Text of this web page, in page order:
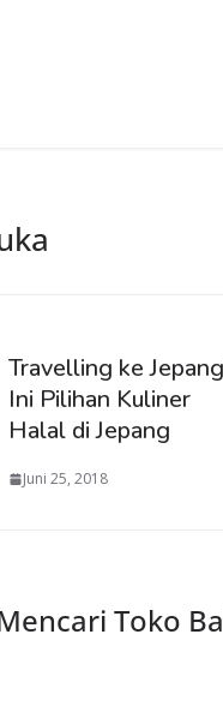
Travelling ke
Ini Pilihan Kuliner
Halal di Jepang
Juni 25, 2018
Toko